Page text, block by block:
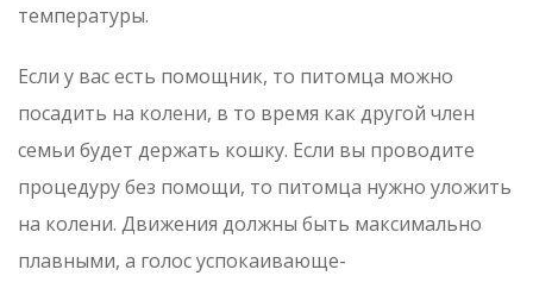
температуры.
Если у вас есть помощник, то питомца можно
посадить на колени, в то время как другой член
семьи будет держать кошку. Если вы проводите
процедуру без помощи, то питомца нужно уложить
на колени. Движения должны быть максимально
плавными, а голос успокаивающе-